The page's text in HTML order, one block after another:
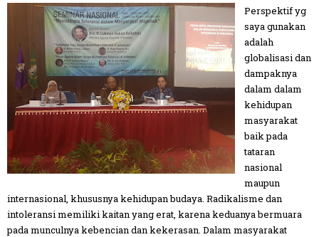
Perspektif yg
saya gunakan
adalah
globalisasi dan
dampaknya
dalam dalam
kehidupan
masyarakat
baik pada
tataran
nasional
maupun
internasional, khususnya kehidupan budaya. Radikalisme dan
intoleransi memiliki kaitan yang erat, karena keduanya bermuara
pada munculnya kebencian dan kekerasan. Dalam masyarakat